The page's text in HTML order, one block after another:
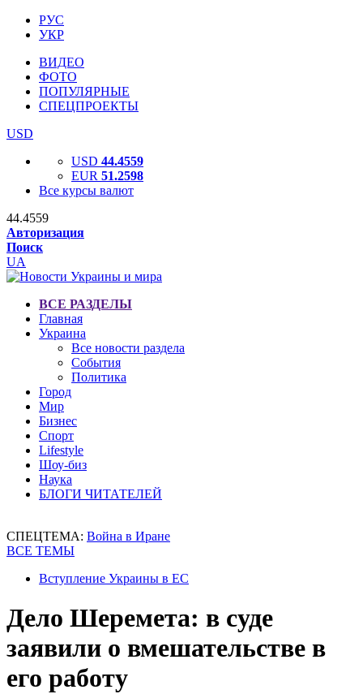
РУС
УКР
ВИДЕО
ФОТО
ПОПУЛЯРНЫЕ
СПЕЦПРОЕКТЫ
USD
USD 44.4559
EUR 51.2598
Все курсы валют
44.4559
Авторизация
Поиск
UA
ВСЕ РАЗДЕЛЫ
Главная
Украина
Все новости раздела
События
Политика
Город
Мир
Бизнес
Спорт
Lifestyle
Шоу-биз
Наука
БЛОГИ ЧИТАТЕЛЕЙ
СПЕЦТЕМА: Война в Иране
ВСЕ ТЕМЫ
Вступление Украины в ЕС
Дело Шеремета: в суде
заявили о вмешательстве в
его работу